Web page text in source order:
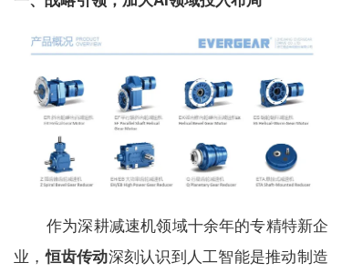
作为深耕减速机领域十余年的专精特新企
业，恒齿传动深刻认识到人工智能是推动制造